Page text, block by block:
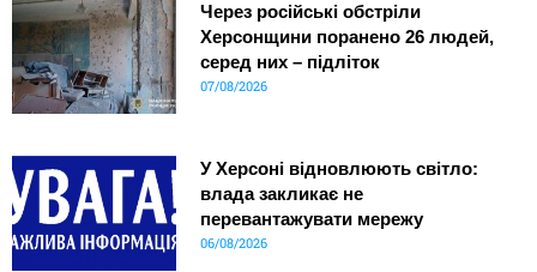
Через російські обстріли
Херсонщини поранено 26 людей,
серед них – підліток
07/08/2026
У Херсоні відновлюють світло:
влада закликає не
перевантажувати мережу
06/08/2026